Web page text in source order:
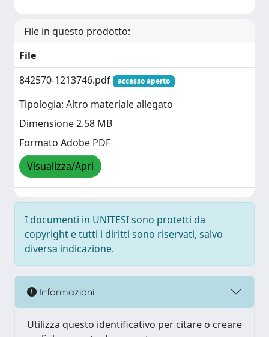
File in questo prodotto:
File
842570-1213746.pdf
accesso aperto
Tipologia: Altro materiale allegato
Dimensione 2.58 MB
Formato Adobe PDF
Visualizza/Apri
I documenti in UNITESI sono protetti da
copyright e tutti i diritti sono riservati, salvo
diversa indicazione.
Informazioni
Utilizza questo identificativo per citare o creare